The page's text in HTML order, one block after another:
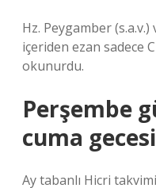
Hz. Peygamber
içeriden ezan sadece
okunurdu.
Perşembe
cuma
Ay tabanlı Hicri